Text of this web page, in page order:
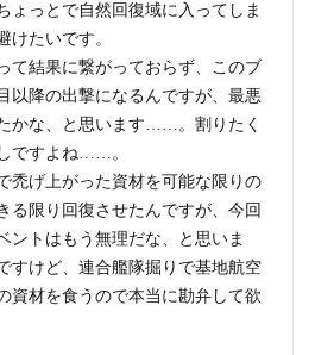
ょっとで自然回復域に入ってしま
けたいです。
て結果に繋がっておらず、このブ
以降の出撃になるんですが、最悪
かな、と思います……。割りたく
ですよね……。
禿げ上がった資材を可能な限りの
る限り回復させたんですが、今回
ントはもう無理だな、と思いま
すけど、連合艦隊掘りで基地航空
資材を食うので本当に勘弁して欲